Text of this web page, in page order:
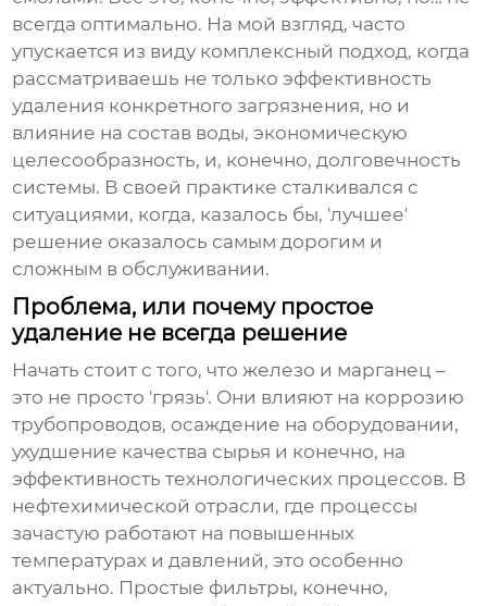
всегда оптимально. На мой взгляд, часто
упускается из виду комплексный подход, когда
рассматриваешь не только эффективность
удаления конкретного загрязнения, но и
влияние на состав воды, экономическую
целесообразность, и, конечно, долговечность
системы. В своей практике сталкивался с
ситуациями, когда, казалось бы, 'лучшее'
решение оказалось самым дорогим и
сложным в обслуживании.
Проблема, или почему простое
удаление не всегда решение
Начать стоит с того, что железо и марганец –
это не просто 'грязь'. Они влияют на коррозию
трубопроводов, осаждение на оборудовании,
ухудшение качества сырья и конечно, на
эффективность технологических процессов. В
нефтехимической отрасли, где процессы
зачастую работают на повышенных
температурах и давлений, это особенно
актуально. Простые фильтры, конечно,